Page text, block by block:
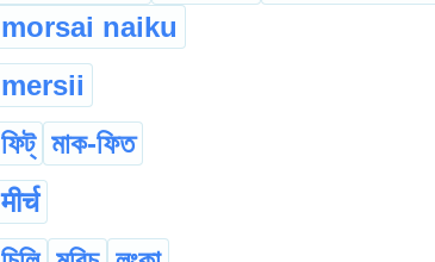
morsai naiku
mersii
ফিট্ মাক-ফিত
मीर्च